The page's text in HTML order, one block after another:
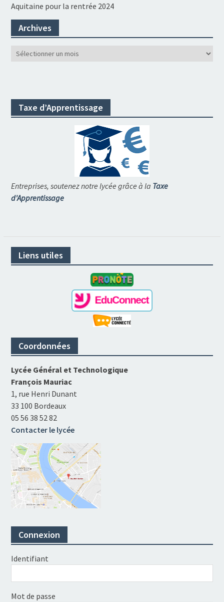
Aquitaine pour la rentrée 2024
Archives
Archives
Taxe d’Apprentissage
Entreprises, soutenez notre lycée grâce à la Taxe
d'Apprentissage
Liens utiles
Coordonnées
Lycée Général et Technologique
François Mauriac
1, rue Henri Dunant
33 100 Bordeaux
05 56 38 52 82
Contacter le lycée
Connexion
Identifiant
Mot de passe